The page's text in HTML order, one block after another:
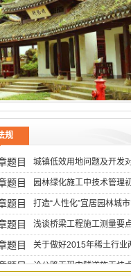
规
城镇低效用地问题及开发
题目
园林绿化施工中技术管理
题目
打造“人性化”宜居园林城
题目
浅谈桥梁工程施工测量要
题目
关于做好2015年稀土行业
题目
论公路工程中隧道施工技
题目